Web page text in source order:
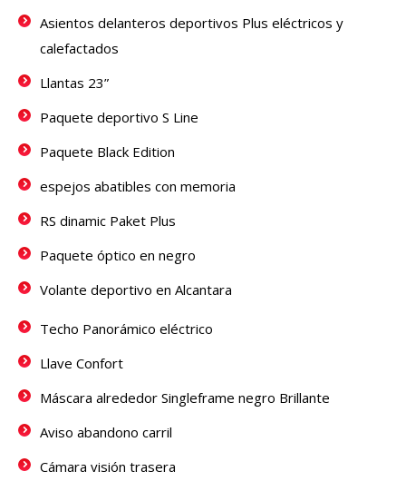
Asientos delanteros deportivos Plus eléctricos y
calefactados
Llantas 23”
Paquete deportivo S Line
Paquete Black Edition
espejos abatibles con memoria
RS dinamic Paket Plus
Paquete óptico en negro
Volante deportivo en Alcantara
Techo Panorámico eléctrico
Llave Confort
Máscara alrededor Singleframe negro Brillante
Aviso abandono carril
Cámara visión trasera